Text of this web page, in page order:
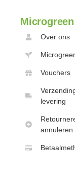
Over ons
Vouchers
levering
annuleren